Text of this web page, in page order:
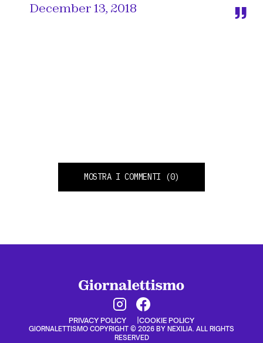
December 13, 2018
MOSTRA I COMMENTI (0)
PRIVACY POLICY COOKIE POLICY
GIORNALETTISMO COPYRIGHT © 2026 BY NEXILIA. ALL RIGHTS
RESERVED